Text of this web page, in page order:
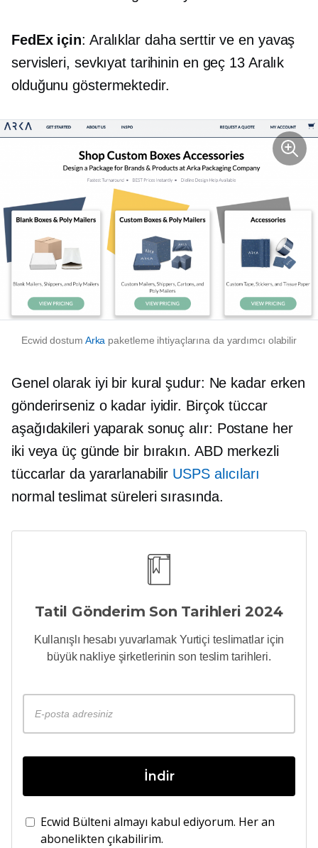
FedEx için: Aralıklar daha serttir ve en yavaş
servisleri, sevkıyat tarihinin en geç 13 Aralık
olduğunu göstermektedir.
Ecwid dostum Arka paketleme ihtiyaçlarına da yardımcı olabilir
Genel olarak iyi bir kural şudur: Ne kadar erken
gönderirseniz o kadar iyidir. Birçok tüccar
aşağıdakileri yaparak sonuç alır: Postaneher
iki veya üç günde bir bırakın. ABD merkezli
tüccarlar da yararlanabilir USPS alıcıları
normal teslimat süreleri sırasında.
Tatil Gönderim Son Tarihleri ​​2024
Kullanışlı hesabı yuvarlamakYurtiçi teslimatlar için
büyük nakliye şirketlerinin son teslim tarihleri.
İndir
Ecwid Bülteni almayı kabul ediyorum. Her an
abonelikten çıkabilirim.